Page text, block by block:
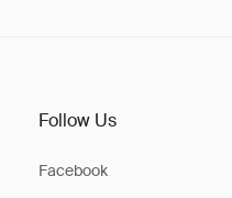
Follow Us
Facebook